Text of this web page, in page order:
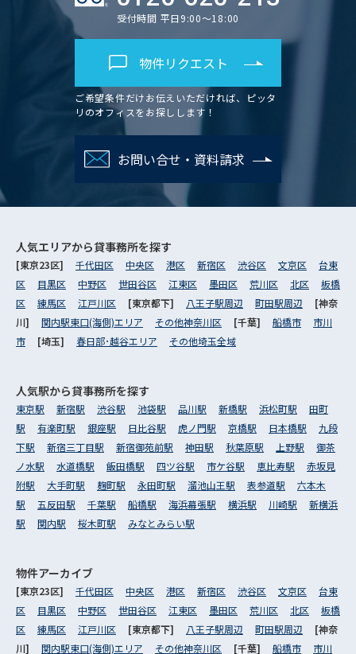
受付時間 平日9:00～18:00
物件リクエスト
ご希望条件だけお伝えいただければ、ピッタ
リのオフィスをお探しします！
お問い合せ・資料請求
人気エリアから貸事務所を探す
[東京23区] 千代田区 中央区 港区 新宿区 渋谷区 文京区
台東
区
目黒区 中野区 世田谷区 江東区 墨田区 荒川区 北区
板橋
区
練馬区 江戸川区 [東京都下] 八王子駅周辺 町田駅周辺
[神奈
川] 関内駅東口(海側)エリア その他神奈川区 [千葉] 船橋市
市川
市
[埼玉] 春日部･越谷エリア その他埼玉全域
人気駅から貸事務所を探す
東京駅 新宿駅 渋谷駅 池袋駅 品川駅 新橋駅 浜松町駅
田町
駅
有楽町駅 銀座駅 日比谷駅 虎ノ門駅 京橋駅 日本橋駅
九段
下駅
新宿三丁目駅 新宿御苑前駅 神田駅 秋葉原駅 上野駅
御茶
ノ水駅
水道橋駅 飯田橋駅 四ツ谷駅 市ケ谷駅 恵比寿駅
赤坂見
附駅
大手町駅 麹町駅 永田町駅 溜池山王駅 表参道駅
六本木
駅
五反田駅 千葉駅 船橋駅 海浜幕張駅 横浜駅 川崎駅
新横浜
駅
関内駅 桜木町駅 みなとみらい駅
物件アーカイブ
[東京23区] 千代田区 中央区 港区 新宿区 渋谷区 文京区
台東
区
目黒区 中野区 世田谷区 江東区 墨田区 荒川区 北区
板橋
区
練馬区 江戸川区 [東京都下] 八王子駅周辺 町田駅周辺
[神奈
川] 関内駅東口(海側)エリア その他神奈川区 [千葉] 船橋市 市川